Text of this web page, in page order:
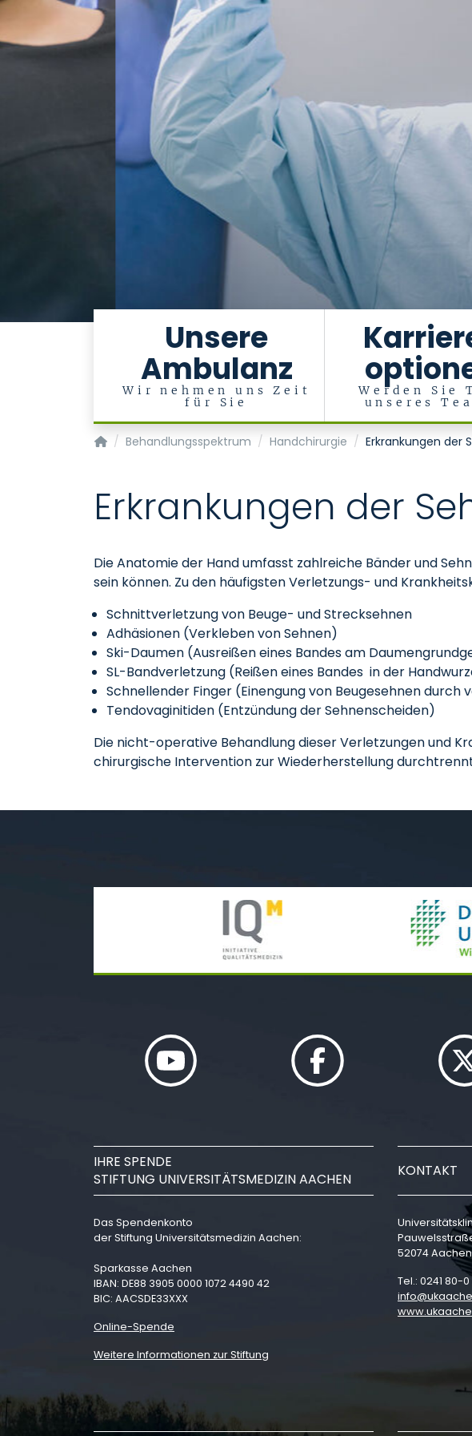
Unsere
Ambulanz
Wir nehmen uns Zeit
für Sie
Werden Sie
unseres
Klinik für Plastische Chirurgie, Hand- und Verbrennungschirurgie
Behandlungsspektrum Handchirurgie Erkrankungen der
Erkrankungen der
Die Anatomie der Hand umfasst zahlreiche Bänder und
sein können. Zu den häufigsten Verletzungs- und
Schnittverletzung von Beuge- und Strecksehnen
Adhäsionen (Verkleben von Sehnen)
Ski-Daumen (Ausreißen eines Bandes am
SL-Bandverletzung (Reißen eines Bandes in der
Schnellender Finger (Einengung von Beugesehnen durch
Tendovaginitiden (Entzündung der Sehnenscheiden)
Die nicht-operative Behandlung dieser Verletzungen und
chirurgische Intervention zur Wiederherstellung
IHRE SPENDE
STIFTUNG UNIVERSITÄTSMEDIZIN AACHEN
Das Spendenkonto
der Stiftung Universitätsmedizin Aachen:
Sparkasse Aachen
IBAN: DE88 3905 0000 1072 4490 42
BIC: AACSDE33XXX
Online-Spende
Weitere Informationen zur Stiftung
KONTAKT
52074 Aachen
Tel.: 0241 80-
info